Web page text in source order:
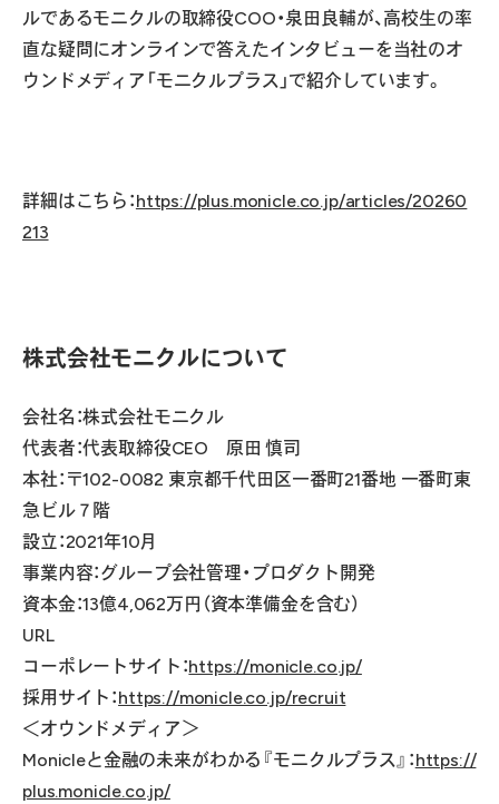
ルであるモニクルの取締役COO・泉田良輔が、高校生の率
直な疑問にオンラインで答えたインタビューを当社のオ
ウンドメディア「モニクルプラス」で紹介しています。
詳細はこちら：https://plus.monicle.co.jp/articles/20260
213
株式会社モニクルについて
会社名：株式会社モニクル
代表者：代表取締役CEO 原田 慎司
本社：〒102-0082 東京都千代田区一番町21番地 一番町東
急ビル７階
設立：2021年10月
事業内容：グループ会社管理・プロダクト開発
資本金：13億4,062万円（資本準備金を含む）
URL
コーポレートサイト：https://monicle.co.jp/
採用サイト：https://monicle.co.jp/recruit
＜オウンドメディア＞
Monicleと金融の未来がわかる『モニクルプラス』：https://
plus.monicle.co.jp/